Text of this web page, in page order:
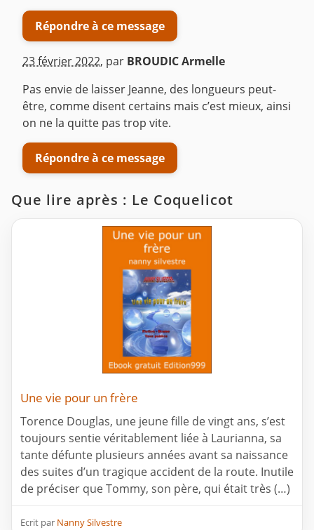
Répondre à ce message
23 février 2022, par BROUDIC Armelle
Pas envie de laisser Jeanne, des longueurs peut-
être, comme disent certains mais c’est mieux, ainsi
on ne la quitte pas trop vite.
Répondre à ce message
Que lire après : Le Coquelicot
Une vie pour un frère
Torence Douglas, une jeune fille de vingt ans, s’est
toujours sentie véritablement liée à Laurianna, sa
tante défunte plusieurs années avant sa naissance
des suites d’un tragique accident de la route. Inutile
de préciser que Tommy, son père, qui était très (…)
Ecrit par Nanny Silvestre